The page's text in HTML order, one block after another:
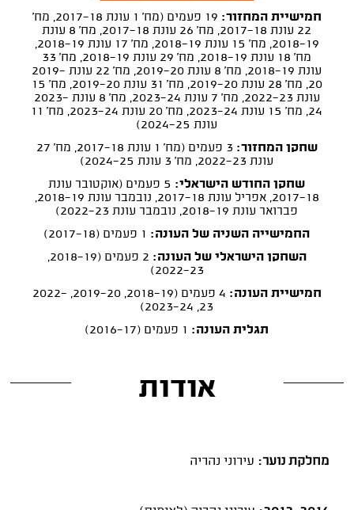
חמישיית המחזור:
19 פעמים (מח' 1 עונת 2017-18, מח'
22 עונת 2017-18, מח' 26 עונת 2017-18, מח' 8 עונת
2018-19, מח' 15 עונת 2018-19, מח' 17 עונת 2018-19,
מח' 18 עונת 2018-19, מח' 29 עונת 2018-19, מח' 33
עונת 2018-19, מח' 8 עונת 2019-20, מח' 22 עונת 2019-
20, מח' 28 עונת 2019-20, מח' 31 עונת 2019-20, מח' 15
עונת 2022-23, מח' 7 עונת 2023-24, מח' 8 עונת 2023-
24, מח' 15 עונת 2023-24, מח' 20 עונת 2023-24, מח' 11
עונת 2024-25)
שחקן המחזור:
3 פעמים (מח' 1 עונת 2017-18, מח' 27
עונת 2022-23, מח' 3 עונת 2024-25)
שחקן החודש הישראלי:
5 פעמים (אוקטובר עונת
2017-18, אפריל עונת 2017-18, נובמבר עונת 2018-19,
פברואר עונת 2018-19, נובמבר עונת 2022-23)
החמישייה השניה של העונה:
השחקן הישראלי של העונה:
2 פעמים (2018-19,
2022-23)
חמישיית העונה:
4 פעמים (2018-19, 2019-20, 2022-
23, 2023-24)
תגלית העונה:
אודות
מחלקת נוער: עירוני נהריה